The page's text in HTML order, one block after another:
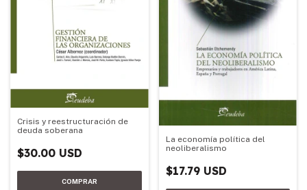
Crisis y reestructuración de
deuda soberana
$30.00 USD
La economía política del
neoliberalismo
$17.79 USD